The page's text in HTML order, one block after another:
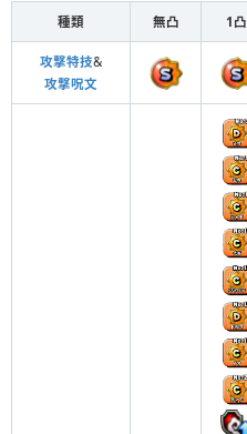
種類 無凸 1凸
攻撃特技&
攻撃呪文